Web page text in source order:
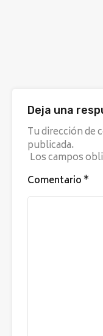
Deja una
Tu dirección de
publicada.
Los campos
Comentario*